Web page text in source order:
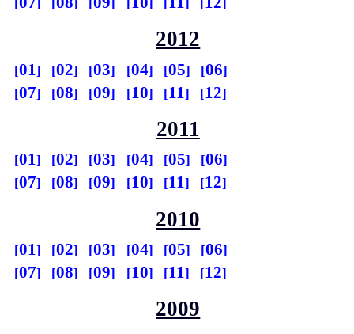
2012
01 02 03 04 05
06
07
08 09 10 11 12
2011
01 02 03 04 05
06
07
08 09 10 11 12
2010
01 02 03 04 05
06
07
08 09 10 11 12
2009